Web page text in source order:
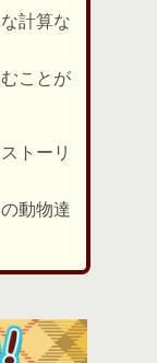
計算な
ことが
トーリ
動物達